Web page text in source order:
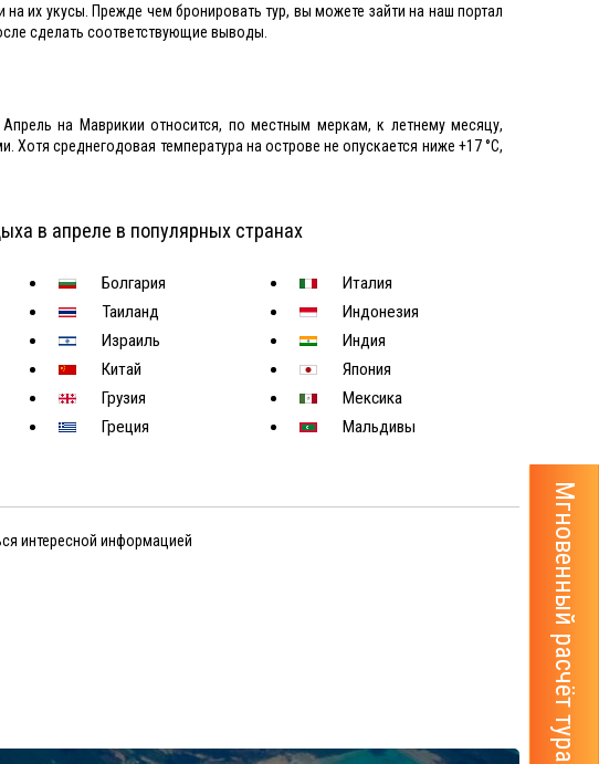
Мгновенный расчёт тура
их укусы. Прежде чем бронировать тур, вы можете зайти на наш портал
сделать соответствующие выводы.
на Маврикии относится, по местным меркам, к летнему месяцу,
среднегодовая температура на острове не опускается ниже +17 °С,
в апреле в популярных странах
Болгария
Италия
Таиланд
Индонезия
Израиль
Индия
Китай
Япония
Грузия
Мексика
Греция Мальдивы
интересной информацией